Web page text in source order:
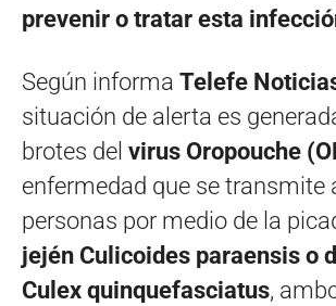
prevenir o tratar esta
Según informa Telefe
situación de alerta es
brotes del virus Oropouche
enfermedad que se transmite
personas por medio de la
jején Culicoides paraensis o
Culex quinquefasciatus,